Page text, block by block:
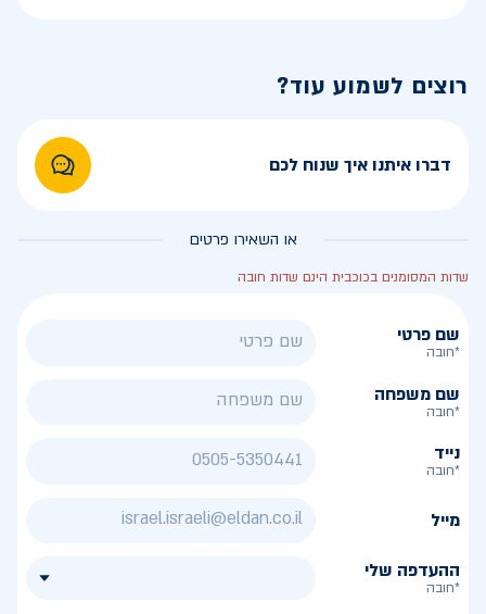
רוצים לשמוע עוד?
דברו איתנו איך שנוח לכם
או השאירו פרטים
שדות המסומנים בכוכבית הינם שדות חובה
שם פרטי
*חובה
שם משפחה
*חובה
נייד
*חובה
מייל
ההעדפה שלי
*חובה